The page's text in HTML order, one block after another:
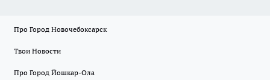
Про Город Новочебоксарск
Твои Новости
Про Город Йошкар-Ола